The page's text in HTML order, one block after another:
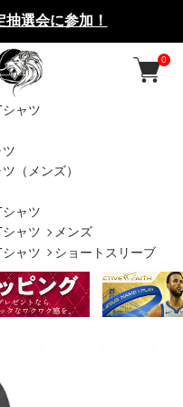
選会に参加！
0
シャツ
（メンズ）
シャツ
シャツ
メンズ
シャツ ショートスリーブ